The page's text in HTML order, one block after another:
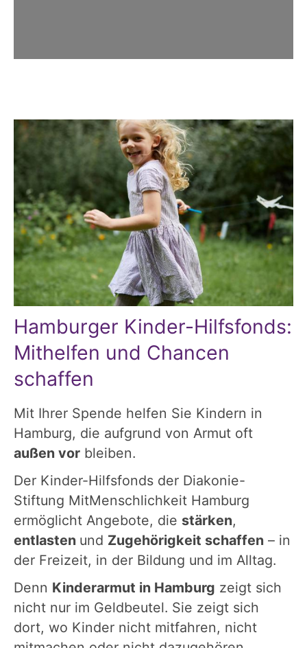
Hamburger Kinder-Hilfsfonds:
Mithelfen und Chancen
schaffen
Mit Ihrer Spende helfen Sie Kindern in
Hamburg, die aufgrund von Armut oft
außen vor bleiben.
Der Kinder-Hilfsfonds der Diakonie-
Stiftung MitMenschlichkeit Hamburg
ermöglicht Angebote, die stärken,
entlasten und Zugehörigkeit schaffen – in
der Freizeit, in der Bildung und im Alltag.
Denn Kinderarmut in Hamburg zeigt sich
nicht nur im Geldbeutel. Sie zeigt sich
dort, wo Kinder nicht mitfahren, nicht